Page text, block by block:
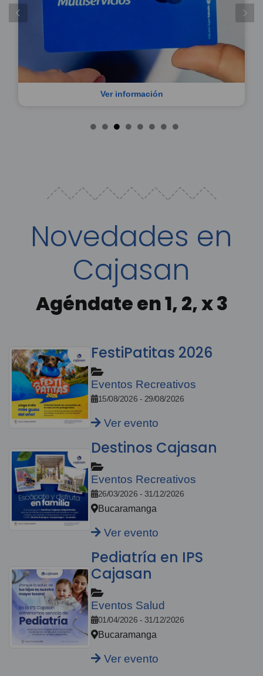
Ver información
Novedades en
Cajasan
Agéndate en 1, 2, x 3
FestiPatitas 2026
Eventos Recreativos
15/08/2026 - 29/08/2026
Ver evento
Destinos Cajasan
Eventos Recreativos
26/03/2026 - 31/12/2026
Bucaramanga
Ver evento
Pediatría en IPS
Cajasan
Eventos Salud
01/04/2026 - 31/12/2026
Bucaramanga
Ver evento